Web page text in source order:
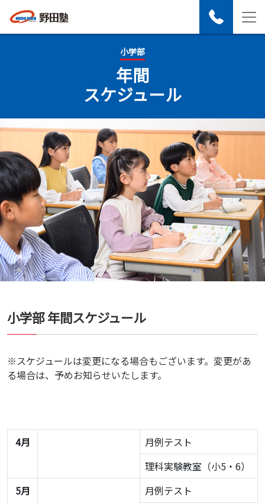
小学部
年間
スケジュール
小学部 年間スケジュール
※スケジュールは変更になる場合もございます。変更があ
る場合は、予めお知らせいたします。
4月
月例テスト
理科実験教室（小5・6）
5月
月例テスト